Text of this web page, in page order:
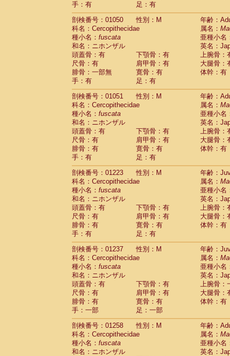
手：有
足：有
剖検番号：01050
性別：M
年齢：
科名：Cercopithecidae
属名：
種小名： fuscata
亜種小名
和名：ニホンザル
英名：
頭蓋骨：有
下顎骨：有
上腕骨：
尺骨：有
肩甲骨：有
大腿骨：
腓骨：一部無
寛骨：有
体幹：有
手：有
足：有
剖検番号：01051
性別：M
年齢：
科名：Cercopithecidae
属名：
種小名： fuscata
亜種小名
和名：ニホンザル
英名：
頭蓋骨：有
下顎骨：有
上腕骨：
尺骨：有
肩甲骨：有
大腿骨：
腓骨：有
寛骨：有
体幹：有
手：有
足：有
剖検番号：01223
性別：M
年齢：
科名：Cercopithecidae
属名：
種小名： fuscata
亜種小名
和名：ニホンザル
英名：
頭蓋骨：有
下顎骨：有
上腕骨：
尺骨：有
肩甲骨：有
大腿骨：
腓骨：有
寛骨：有
体幹：有
手：有
足：有
剖検番号：01237
性別：M
年齢：
科名：Cercopithecidae
属名：
種小名： fuscata
亜種小名
和名：ニホンザル
英名：
頭蓋骨：有
下顎骨：有
上腕骨：
尺骨：有
肩甲骨：有
大腿骨：
腓骨：有
寛骨：有
体幹：有
手：一部
足：一部
剖検番号：01258
性別：M
年齢：
科名：Cercopithecidae
属名：
種小名： fuscata
亜種小名
和名：ニホンザル
英名：